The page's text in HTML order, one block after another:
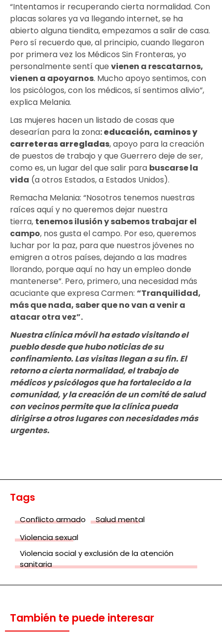
“Intentamos ir recuperando cierta normalidad. Con
placas solares ya va llegando internet, se ha
abierto alguna tiendita, empezamos a salir de casa.
Pero sí recuerdo que, al principio, cuando llegaron
por primera vez los Médicos Sin Fronteras, yo
personalmente sentí que vienen a rescatarnos,
vienen a apoyarnos. Mucho apoyo sentimos, con
los psicólogos, con los médicos, sí sentimos alivio”,
explica Melania.
Las mujeres hacen un listado de cosas que
desearían para la zona:educación, caminos y
carreteras arregladas, apoyo para la creación
de puestos de trabajo y que Guerrero deje de ser,
como es, un lugar del que salir para buscarse la
vida (a otros Estados, a Estados Unidos).
Remacha Melania: “Nosotros tenemos nuestras
raíces aquí y no queremos dejar nuestra
tierra, tenemos ilusión y sabemos trabajar el
campo, nos gusta el campo. Por eso, queremos
luchar por la paz, para que nuestros jóvenes no
emigren a otros países, dejando a las madres
llorando, porque aquí no hay un empleo donde
mantenerse”. Pero, primero, una necesidad más
acuciante que expresa Carmen: “Tranquilidad,
más que nada, saber que no van a venir a
atacar otra vez”.
Nuestra clínica móvil ha estado visitando el
pueblo desde que hubo noticias de su
confinamiento. Las visitas llegan a su fin. El
retorno a cierta normalidad, el trabajo de
médicos y psicólogos que ha fortalecido a la
comunidad, y la creación de un comité de salud
con vecinos permite que la clínica pueda
dirigirse a otros lugares con necesidades más
urgentes.
Tags
Conflicto armado
Salud mental
Violencia sexual
Violencia social y exclusión de la atención
sanitaria
También te puede interesar